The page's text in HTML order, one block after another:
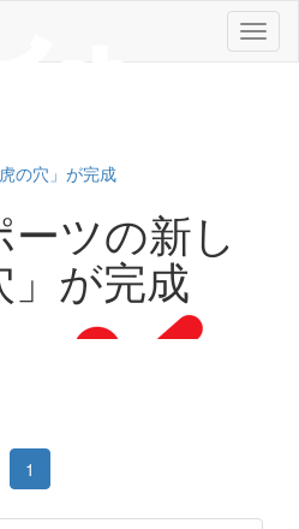
メ
ニ
の穴」が完成
ツの新し
」が完成
1